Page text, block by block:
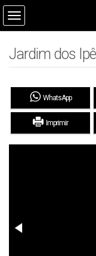
Jardim dos
WhatsApp
Imprimir